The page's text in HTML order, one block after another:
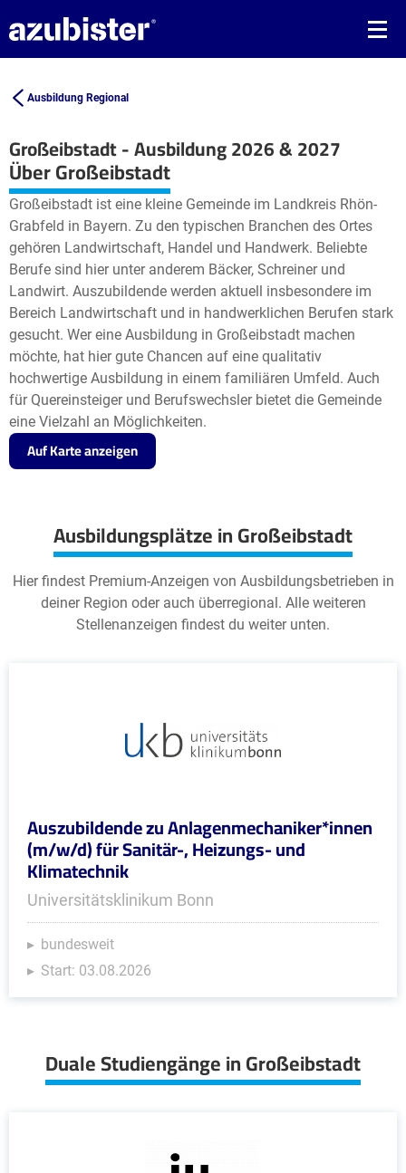
Ausbildung Regional
Großeibstadt - Ausbildung 2026 & 2027
+
−
Leaflet| ©OpenStreetMap2contributors
Über Großeibstadt
Großeibstadt ist eine kleine Gemeinde im Landkreis Rhön-
Grabfeld in Bayern. Zu den typischen Branchen des Ortes
gehören Landwirtschaft, Handel und Handwerk. Beliebte
Berufe sind hier unter anderem Bäcker, Schreiner und
Landwirt. Auszubildende werden aktuell insbesondere im
Bereich Landwirtschaft und in handwerklichen Berufen stark
gesucht. Wer eine Ausbildung in Großeibstadt machen
möchte, hat hier gute Chancen auf eine qualitativ
hochwertige Ausbildung in einem familiären Umfeld. Auch
für Quereinsteiger und Berufswechsler bietet die Gemeinde
eine Vielzahl an Möglichkeiten.
Auf Karte anzeigen
Ausbildungsplätze in Großeibstadt
Hier findest Premium-Anzeigen von Ausbildungsbetrieben in
deiner Region oder auch überregional. Alle weiteren
Stellenanzeigen findest du weiter unten.
Auszubildende zu Anlagenmechaniker*innen
(m/w/d) für Sanitär-, Heizungs- und
Klimatechnik
Universitätsklinikum Bonn
bundesweit
Start: 03.08.2026
Duale Studiengänge in Großeibstadt